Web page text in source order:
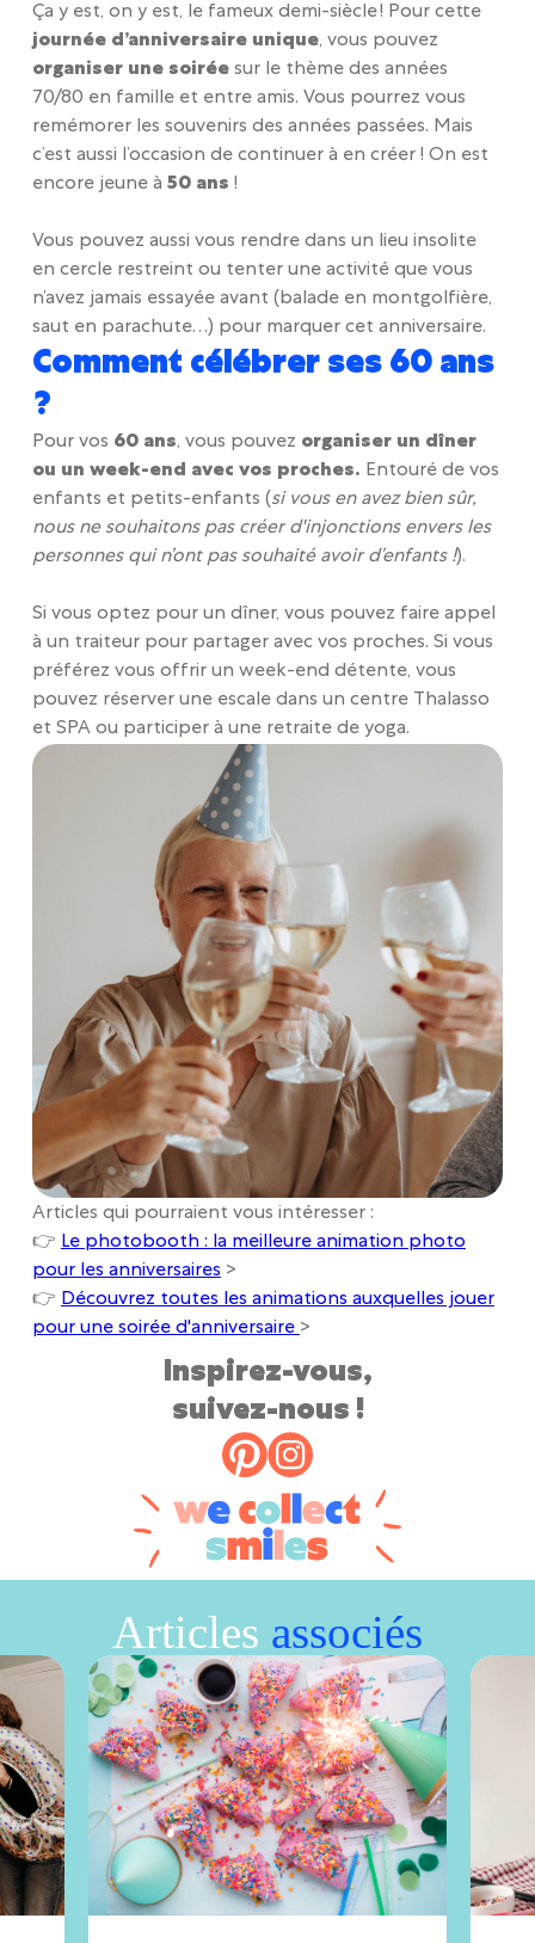
Ça y est, on y est, le fameux demi-siècle ! Pour cette
journée d’anniversaire unique, vous pouvez
organiser une soiréesur le thème des années
70/80 en famille et entre amis. Vous pourrez vous
remémorer les souvenirs des années passées. Mais
c’est aussi l’occasion de continuer à en créer ! On est
encore jeune à 50 ans !
Vous pouvez aussi vous rendre dans un lieu insolite
en cercle restreint ou tenter une activité que vous
n’avez jamais essayée avant (balade en montgolfière,
saut en parachute…) pour marquer cet anniversaire.
Comment célébrer ses 60 ans
?
Pour vos 60 ans, vous pouvez organiser un dîner
ou un week-end avec vos proches. Entouré de vos
enfants et petits-enfants (si vous en avez bien sûr,
nous ne souhaitons pas créer d'injonctions envers les
personnes qui n’ont pas souhaité avoir d’enfants !).
Si vous optez pour un dîner, vous pouvez faire appel
à un traiteur pour partager avec vos proches. Si vous
préférez vous offrir un week-end détente, vous
pouvez réserver une escale dans un centre Thalasso
et SPA ou participer à une retraite de yoga.
Articles qui pourraient vous intéresser :
👉Le photobooth : la meilleure animation photo
pour les anniversaires>
👉Découvrez toutes les animations auxquelles jouer
pour une soirée d'anniversaire>
Inspirez-vous,
suivez-nous !
Articles associés